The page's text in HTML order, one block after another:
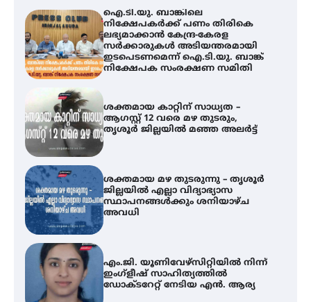
ഐ.ടി.യു. ബാങ്കിലെ
നിക്ഷേപകർക്ക് പണം തിരികെ
ലഭ്യമാക്കാൻ കേന്ദ്ര-കേരള
സർക്കാരുകൾ അടിയന്തരമായി
ഇടപെടണമെന്ന് ഐ.ടി.യു. ബാങ്ക്
നിക്ഷേപക സംരക്ഷണ സമിതി
ശക്തമായ കാറ്റിന് സാധ്യത –
ആഗസ്റ്റ് 12 വരെ മഴ തുടരും,
തൃശൂർ ജില്ലയിൽ മഞ്ഞ അലർട്ട്
ശക്തമായ മഴ തുടരുന്നു – തൃശൂർ
ജില്ലയിൽ എല്ലാ വിദ്യാഭ്യാസ
സ്ഥാപനങ്ങൾക്കും ശനിയാഴ്ച
അവധി
എം.ജി. യൂണിവേഴ്‌സിറ്റിയിൽ നിന്ന്
ഇംഗ്ളീഷ് സാഹിത്യത്തിൽ
ഡോക്ടറേറ്റ് നേടിയ എൻ. ആര്യ